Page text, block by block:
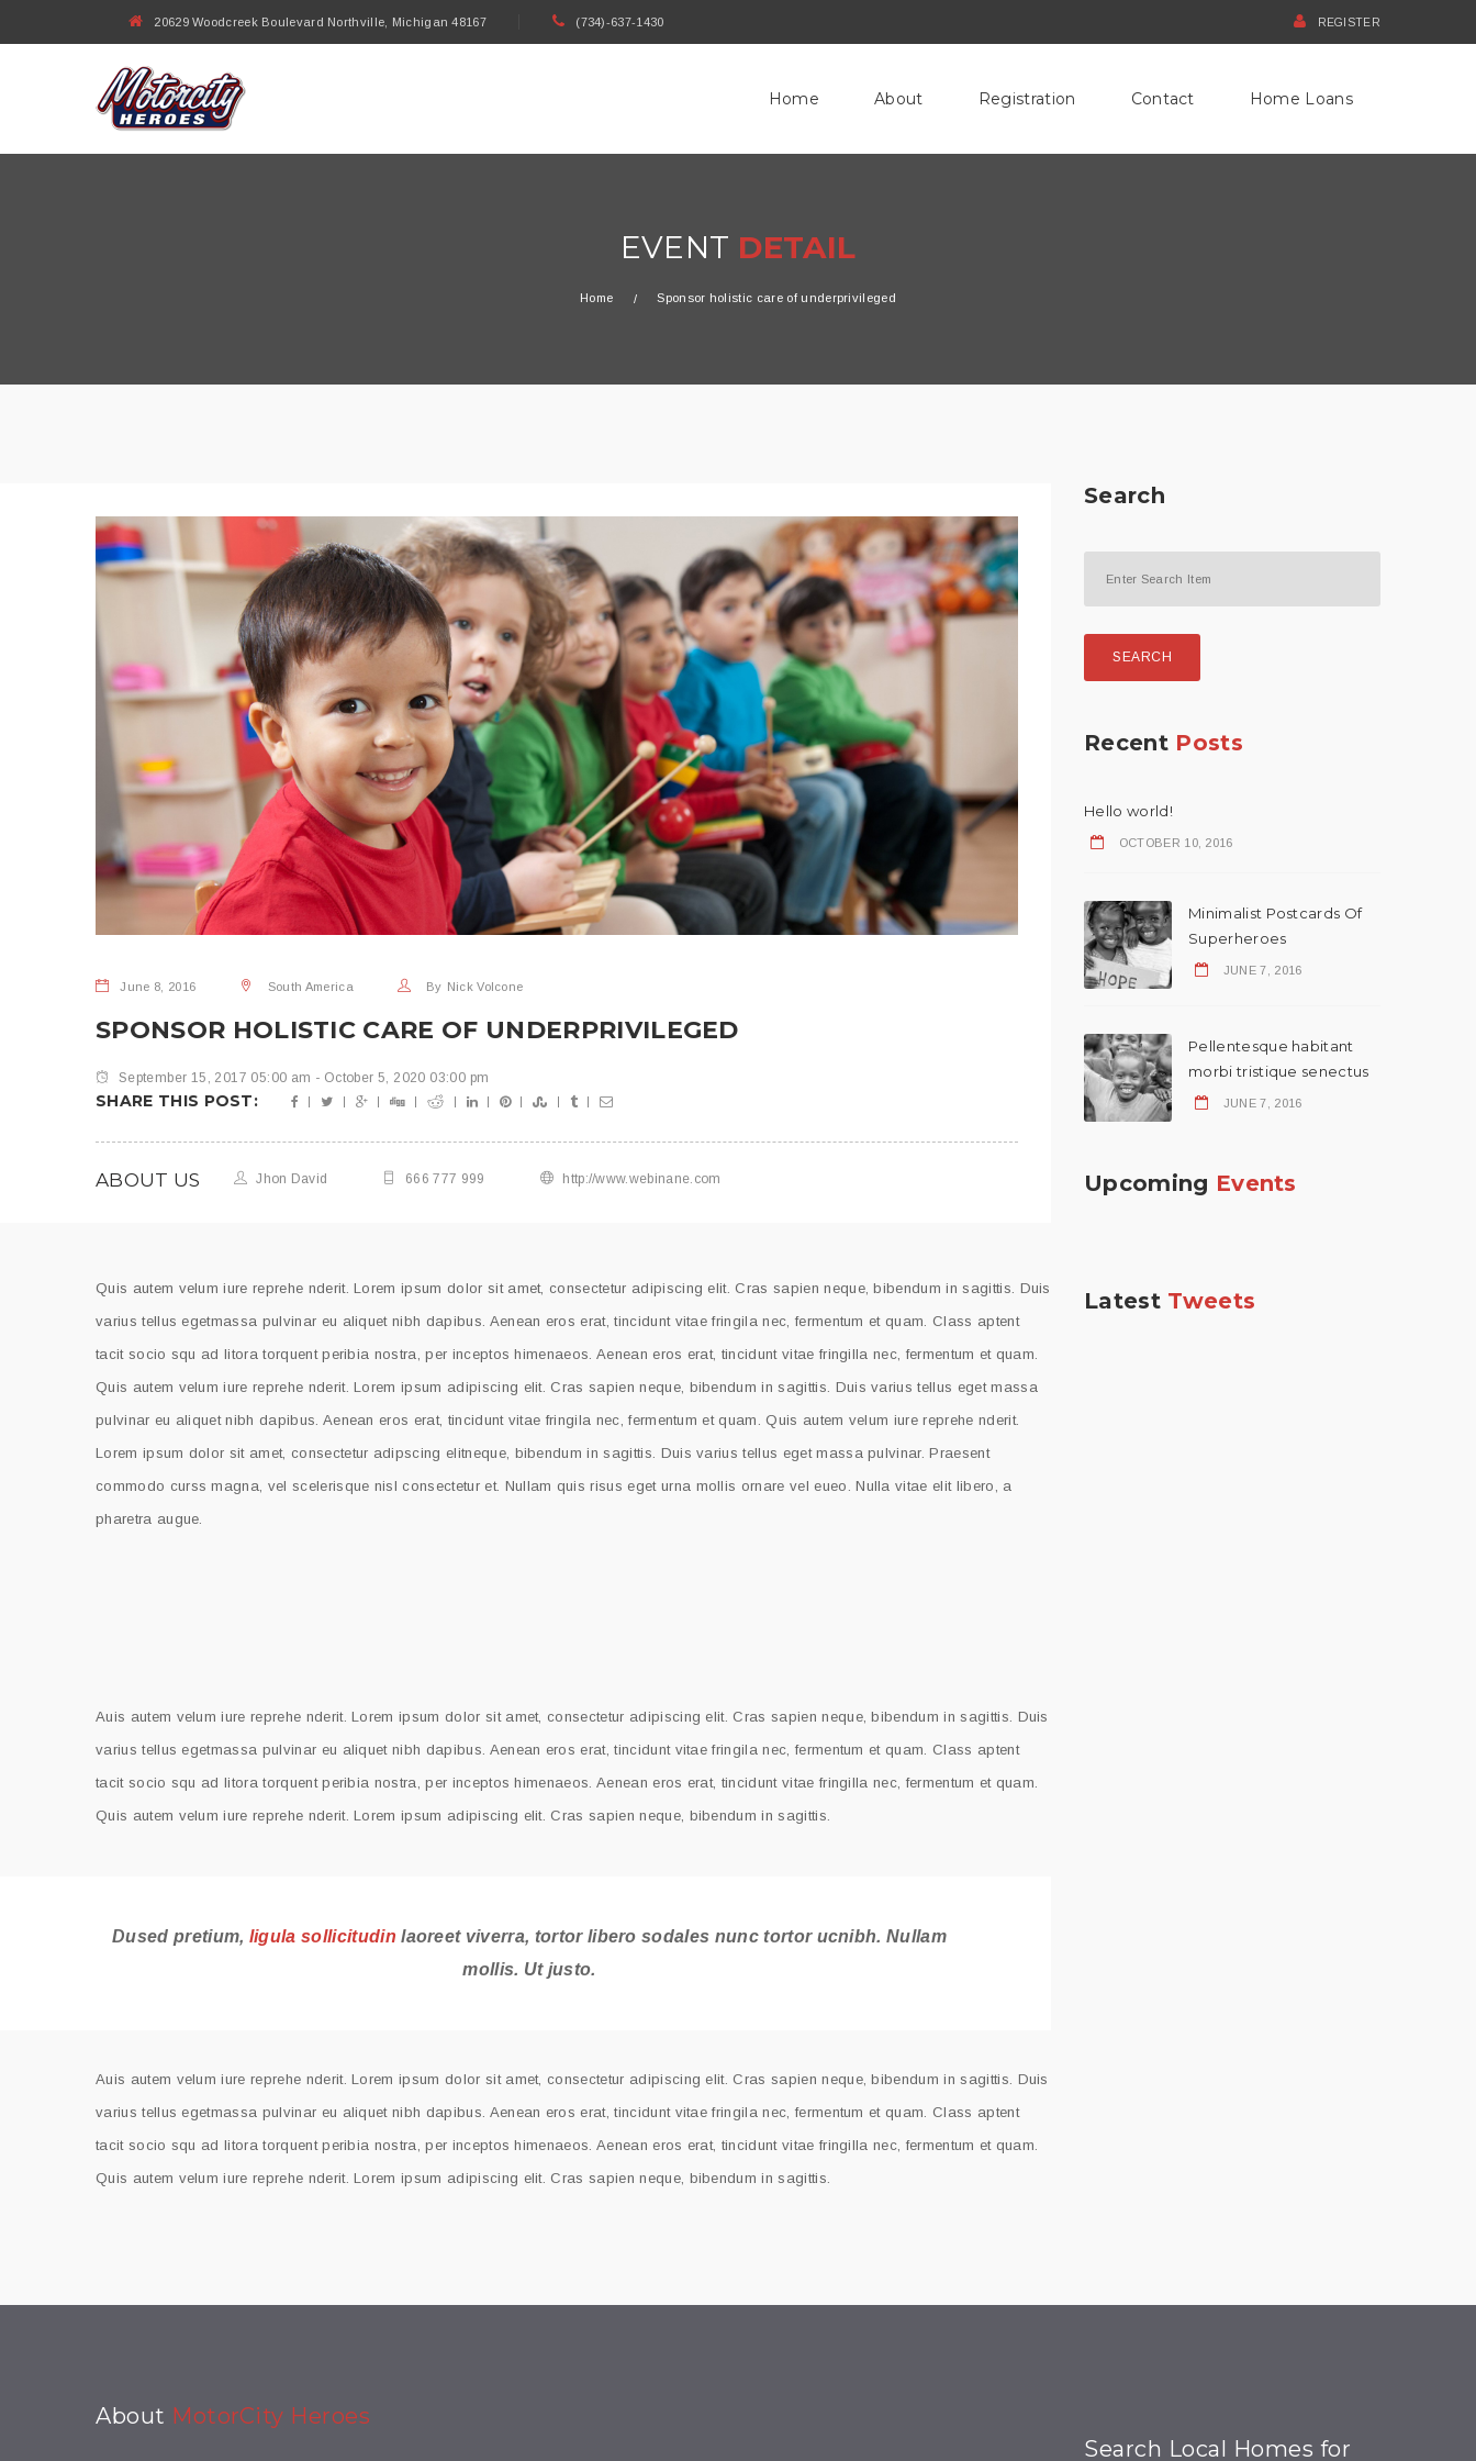
20629 Woodcreek Boulevard Northville, Michigan 48167 (734)-637-1430 REGISTER
Home About Registration Contact Home Loans
EVENT DETAIL
Home Sponsor holistic care of underprivileged
June 8, 2016 South America By Nick Volcone
SPONSOR HOLISTIC CARE OF UNDERPRIVILEGED
September 15, 2017 05:00 am - October 5, 2020 03:00 pm
SHARE THIS POST:
ABOUT US Jhon David 666 777 999 http://www.webinane.com
Quis autem velum iure reprehe nderit. Lorem ipsum dolor sit amet, consectetur adipiscing elit. Cras sapien neque, bibendum in sagittis. Duis
varius tellus egetmassa pulvinar eu aliquet nibh dapibus. Aenean eros erat, tincidunt vitae fringila nec, fermentum et quam. Class aptent
tacit socio squ ad litora torquent peribia nostra, per inceptos himenaeos. Aenean eros erat, tincidunt vitae fringilla nec, fermentum et quam.
Quis autem velum iure reprehe nderit. Lorem ipsum adipiscing elit. Cras sapien neque, bibendum in sagittis. Duis varius tellus eget massa
pulvinar eu aliquet nibh dapibus. Aenean eros erat, tincidunt vitae fringila nec, fermentum et quam. Quis autem velum iure reprehe nderit.
Lorem ipsum dolor sit amet, consectetur adipscing elitneque, bibendum in sagittis. Duis varius tellus eget massa pulvinar. Praesent
commodo curss magna, vel scelerisque nisl consectetur et. Nullam quis risus eget urna mollis ornare vel eueo. Nulla vitae elit libero, a
pharetra augue.
Auis autem velum iure reprehe nderit. Lorem ipsum dolor sit amet, consectetur adipiscing elit. Cras sapien neque, bibendum in sagittis. Duis
varius tellus egetmassa pulvinar eu aliquet nibh dapibus. Aenean eros erat, tincidunt vitae fringila nec, fermentum et quam. Class aptent
tacit socio squ ad litora torquent peribia nostra, per inceptos himenaeos. Aenean eros erat, tincidunt vitae fringilla nec, fermentum et quam.
Quis autem velum iure reprehe nderit. Lorem ipsum adipiscing elit. Cras sapien neque, bibendum in sagittis.
Dused pretium, ligula sollicitudin laoreet viverra, tortor libero sodales nunc tortor ucnibh. Nullam
mollis. Ut justo.
Auis autem velum iure reprehe nderit. Lorem ipsum dolor sit amet, consectetur adipiscing elit. Cras sapien neque, bibendum in sagittis. Duis
varius tellus egetmassa pulvinar eu aliquet nibh dapibus. Aenean eros erat, tincidunt vitae fringila nec, fermentum et quam. Class aptent
tacit socio squ ad litora torquent peribia nostra, per inceptos himenaeos. Aenean eros erat, tincidunt vitae fringilla nec, fermentum et quam.
Quis autem velum iure reprehe nderit. Lorem ipsum adipiscing elit. Cras sapien neque, bibendum in sagittis.
Search
SEARCH
Recent Posts
Hello world!
OCTOBER 10, 2016
Minimalist Postcards Of
Superheroes
JUNE 7, 2016
Pellentesque habitant
morbi tristique senectus
JUNE 7, 2016
Upcoming Events
Latest Tweets
About MotorCity Heroes
Search Local Homes for